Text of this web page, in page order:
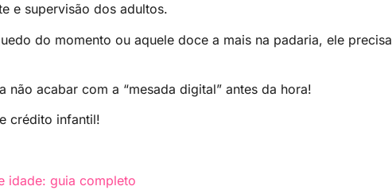
e supervisão dos adultos.
do momento ou aquele doce a mais na padaria, ele precisa
acabar com a “mesada digital” antes da hora!
crédito infantil!
idade: guia completo